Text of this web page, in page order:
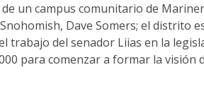
un campus comunitario de
Dave Somers; el distrito
trabajo del senador Liias en la
para comenzar a formar la visión